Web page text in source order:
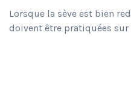
Lorsque la sève est bien
doivent être pratiquées